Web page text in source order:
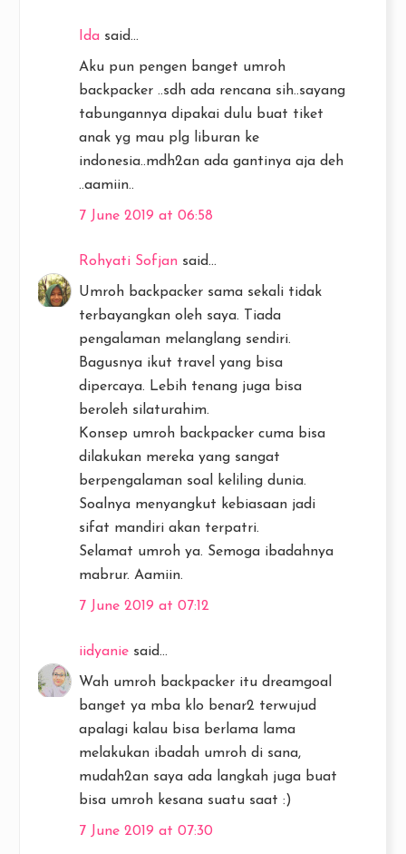
Ida said...
Aku pun pengen banget umroh
backpacker ..sdh ada rencana sih..sayang
tabungannya dipakai dulu buat tiket
anak yg mau plg liburan ke
indonesia..mdh2an ada gantinya aja deh
..aamiin..
7 June 2019 at 06:58
Rohyati Sofjan said...
Umroh backpacker sama sekali tidak
terbayangkan oleh saya. Tiada
pengalaman melanglang sendiri.
Bagusnya ikut travel yang bisa
dipercaya. Lebih tenang juga bisa
beroleh silaturahim.
Konsep umroh backpacker cuma bisa
dilakukan mereka yang sangat
berpengalaman soal keliling dunia.
Soalnya menyangkut kebiasaan jadi
sifat mandiri akan terpatri.
Selamat umroh ya. Semoga ibadahnya
mabrur. Aamiin.
7 June 2019 at 07:12
iidyanie said...
Wah umroh backpacker itu dreamgoal
banget ya mba klo benar2 terwujud
apalagi kalau bisa berlama lama
melakukan ibadah umroh di sana,
mudah2an saya ada langkah juga buat
bisa umroh kesana suatu saat :)
7 June 2019 at 07:30